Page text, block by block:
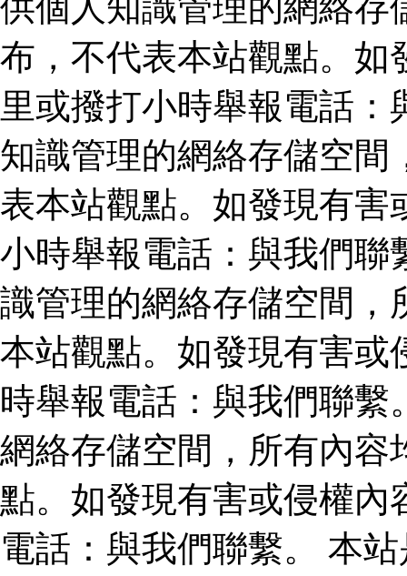
布，不代表本站觀點。如
里或撥打小時舉報電話
知識管理的網絡存儲空間
表本站觀點。如發現有害
小時舉報電話：與我們聯
識管理的網絡存儲空間，
本站觀點。如發現有害或
時舉報電話：與我們聯
網絡存儲空間，所有內容
點。如發現有害或侵權內
電話：與我們聯繫。 本